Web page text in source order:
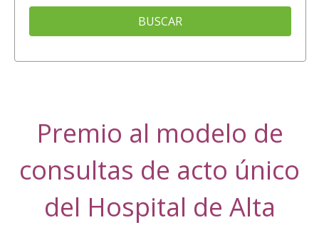
BUSCAR
Premio al modelo de
consultas de acto único
del Hospital de Alta